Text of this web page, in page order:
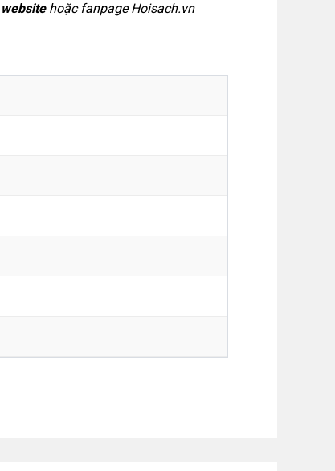
website hoặc fanpage Hoisach.vn